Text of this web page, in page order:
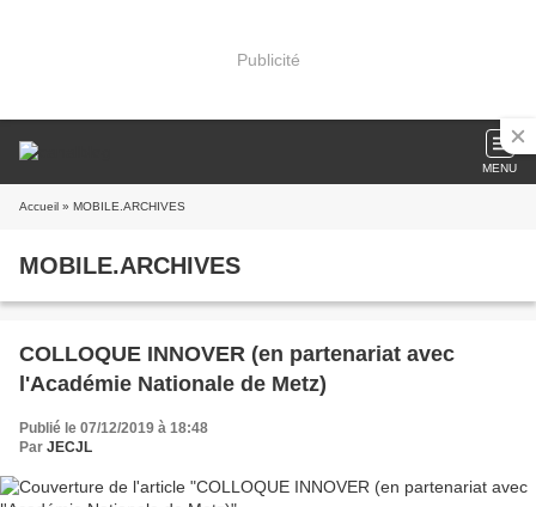
Publicité
MENU
Accueil » MOBILE.ARCHIVES
MOBILE.ARCHIVES
COLLOQUE INNOVER (en partenariat avec
l'Académie Nationale de Metz)
Publié le 07/12/2019 à 18:48
Par JECJL